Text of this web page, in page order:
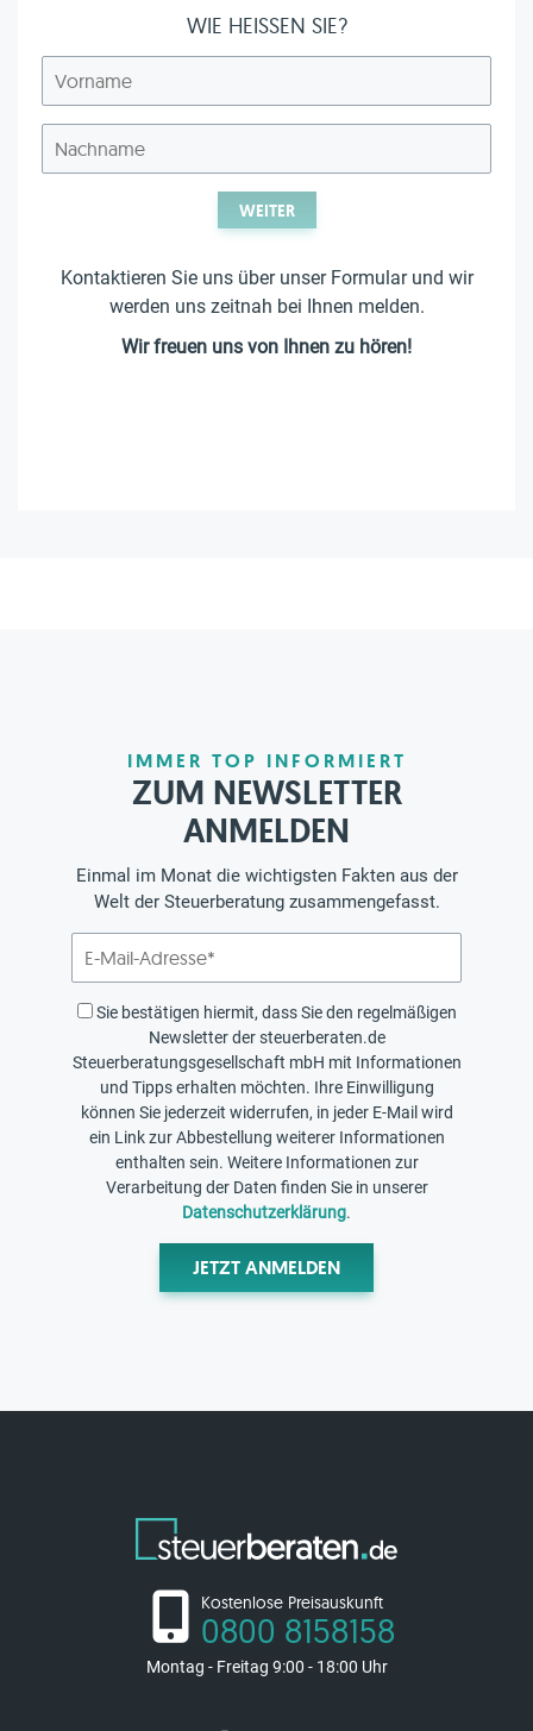
WIE HEISSEN SIE?
WEITER
Kontaktieren Sie uns über unser Formular und wir
werden uns zeitnah bei Ihnen melden.
Wir freuen uns von Ihnen zu hören!
IMMER TOP INFORMIERT
ZUM NEWSLETTER
ANMELDEN
Einmal im Monat die wichtigsten Fakten aus der
Welt der Steuerberatung zusammengefasst.
Sie bestätigen hiermit, dass Sie den regelmäßigen
Newsletter der steuerberaten.de
Steuerberatungsgesellschaft mbH mit Informationen
und Tipps erhalten möchten. Ihre Einwilligung
können Sie jederzeit widerrufen, in jeder E-Mail wird
ein Link zur Abbestellung weiterer Informationen
enthalten sein. Weitere Informationen zur
Verarbeitung der Daten finden Sie in unserer
Datenschutzerklärung.
JETZT ANMELDEN
Kostenlose Preisauskunft
0800 8158158
Montag - Freitag 9:00 - 18:00 Uhr